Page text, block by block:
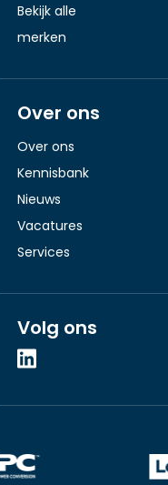
Bekijk alle
merken
Over ons
Over ons
Kennisbank
Nieuws
Vacatures
Services
Volg ons